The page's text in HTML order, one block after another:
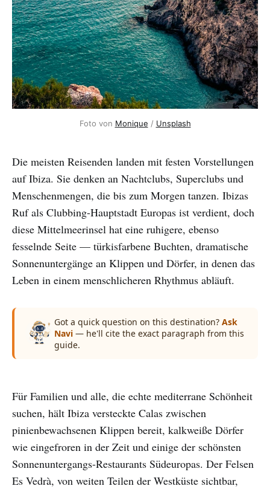
Foto von Monique / Unsplash
Die meisten Reisenden landen mit festen Vorstellungen
auf Ibiza. Sie denken an Nachtclubs, Superclubs und
Menschenmengen, die bis zum Morgen tanzen. Ibizas
Ruf als Clubbing-Hauptstadt Europas ist verdient, doch
diese Mittelmeerinsel hat eine ruhigere, ebenso
fesselnde Seite — türkisfarbene Buchten, dramatische
Sonnenuntergänge an Klippen und Dörfer, in denen das
Leben in einem menschlicheren Rhythmus abläuft.
Got a quick question on this destination? Ask
Navi — he'll cite the exact paragraph from this
guide.
Für Familien und alle, die echte mediterrane Schönheit
suchen, hält Ibiza versteckte Calas zwischen
pinienbewachsenen Klippen bereit, kalkweiße Dörfer
wie eingefroren in der Zeit und einige der schönsten
Sonnenuntergangs-Restaurants Südeuropas. Der Felsen
Es Vedrà, von weiten Teilen der Westküste sichtbar,